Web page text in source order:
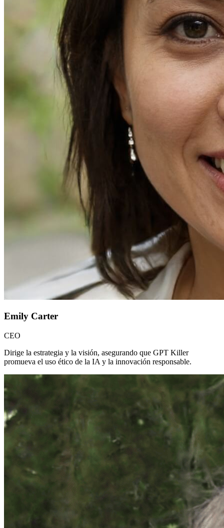
Emily Carter
CEO
Dirige la estrategia y la visión, asegurando que GPT Killer
promueva el uso ético de la IA y la innovación responsable.